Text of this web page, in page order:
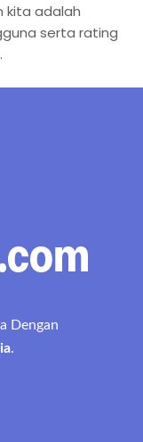
kita adalah
serta rating
Dengan
.